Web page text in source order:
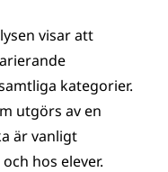
visar att
kategorier.
utgörs av en
är vanligt
hos elever.